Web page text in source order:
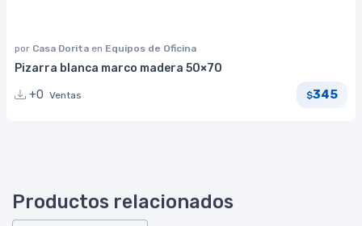
por Casa Dorita en Equipos de Oficina
Pizarra blanca marco madera 50×70
+0 Ventas $345
Productos relacionados